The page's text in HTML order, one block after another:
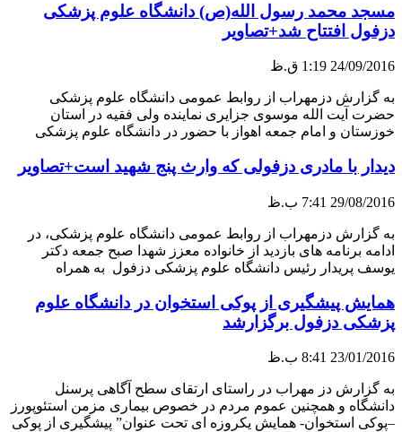
مسجد محمد رسول الله(ص) دانشگاه علوم پزشکی
دزفول افتتاح شد+تصاویر
24/09/2016 1:19 ق.ظ
به گزارش دزمهراب از روابط عمومی دانشگاه علوم پزشکی
حضرت آیت الله موسوی جزایری نماینده ولی فقیه در استان
خوزستان و امام جمعه اهواز با حضور در دانشگاه علوم پزشکی
دیدار با مادری دزفولی که وارث پنج شهید است+تصاویر
29/08/2016 7:41 ب.ظ
به گزارش دزمهراب از روابط عمومی دانشگاه علوم پزشکی، در
ادامه برنامه های بازدید از خانواده معزز شهدا صبح جمعه دکتر
یوسف پریدار رئیس دانشگاه علوم پزشکی دزفول به همراه
همایش پیشگیری از پوکی استخوان در دانشگاه علوم
پزشکی دزفول برگزارشد
23/01/2016 8:41 ب.ظ
به گزارش دز مهراب در راستای ارتقای سطح آگاهی پرسنل
دانشگاه و همچنین عموم مردم در خصوص بیماری مزمن استئوپورز
–پوکی استخوان- همایش یکروزه ای تحت عنوان” پیشگیری از پوکی